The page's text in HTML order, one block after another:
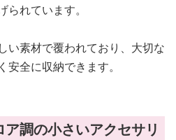
れています。
い素材で覆われており、大切な
全に収納できます。
調の小さいアクセサリ